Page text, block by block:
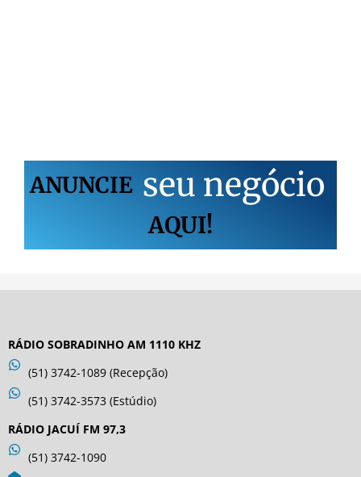
ANUNCIE seu negócio
AQUI!
RÁDIO SOBRADINHO AM 1110 KHZ
(51) 3742-1089 (Recepção)
(51) 3742-3573 (Estúdio)
RÁDIO JACUÍ FM 97,3
(51) 3742-1090